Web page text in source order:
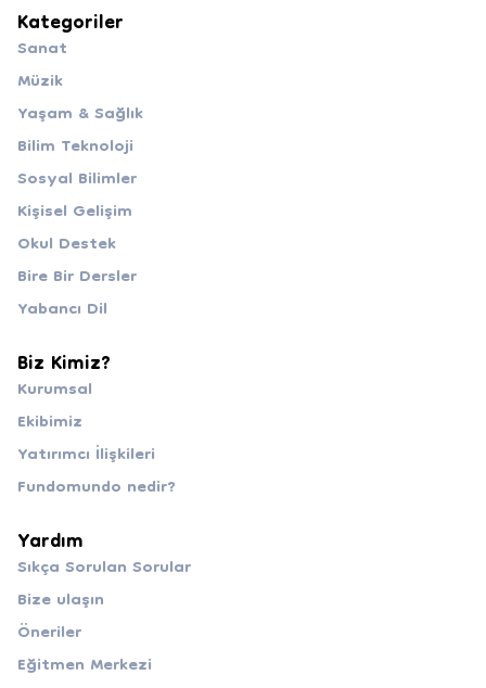
Kategoriler
Sanat
Müzik
Yaşam & Sağlık
Bilim Teknoloji
Sosyal Bilimler
Kişisel Gelişim
Okul Destek
Bire Bir Dersler
Yabancı Dil
Biz Kimiz?
Kurumsal
Ekibimiz
Yatırımcı İlişkileri
Fundomundo nedir?
Yardım
Sıkça Sorulan Sorular
Bize ulaşın
Öneriler
Eğitmen Merkezi